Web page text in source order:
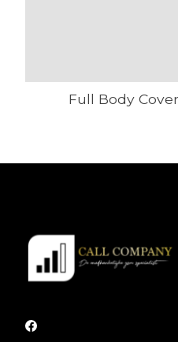
Full Body